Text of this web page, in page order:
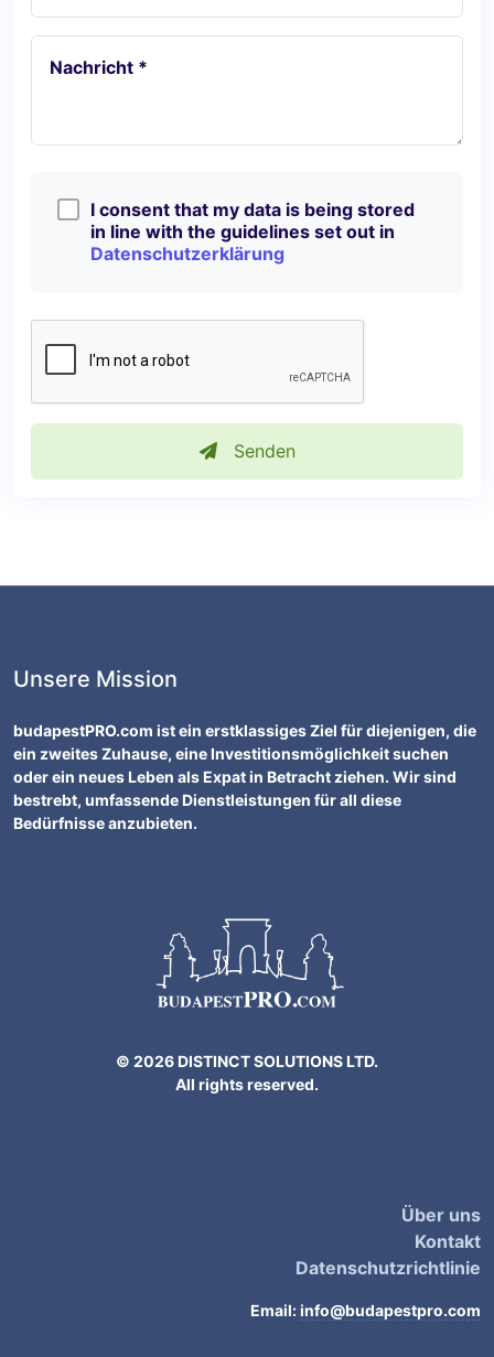
Nachricht *
I consent that my data is being stored
in line with the guidelines set out in
Datenschutzerklärung
Senden
Unsere Mission
budapestPRO.com ist ein erstklassiges Ziel für diejenigen, die
ein zweites Zuhause, eine Investitionsmöglichkeit suchen
oder ein neues Leben als Expat in Betracht ziehen. Wir sind
bestrebt, umfassende Dienstleistungen für all diese
Bedürfnisse anzubieten.
© 2026 DISTINCT SOLUTIONS LTD.
All rights reserved.
Über uns
Kontakt
Datenschutzrichtlinie
Email:info@budapestpro.com